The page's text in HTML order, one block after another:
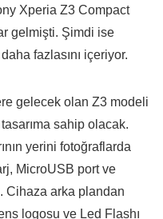
Xperia Z3 Compact
gelmişti. Şimdi ise
fazlasını içeriyor.
gelecek olan Z3 modeli
sahip olacak.
yerini fotoğraflarda
MicroUSB port ve
Cihaza arka plandan
logosu ve Led Flashı